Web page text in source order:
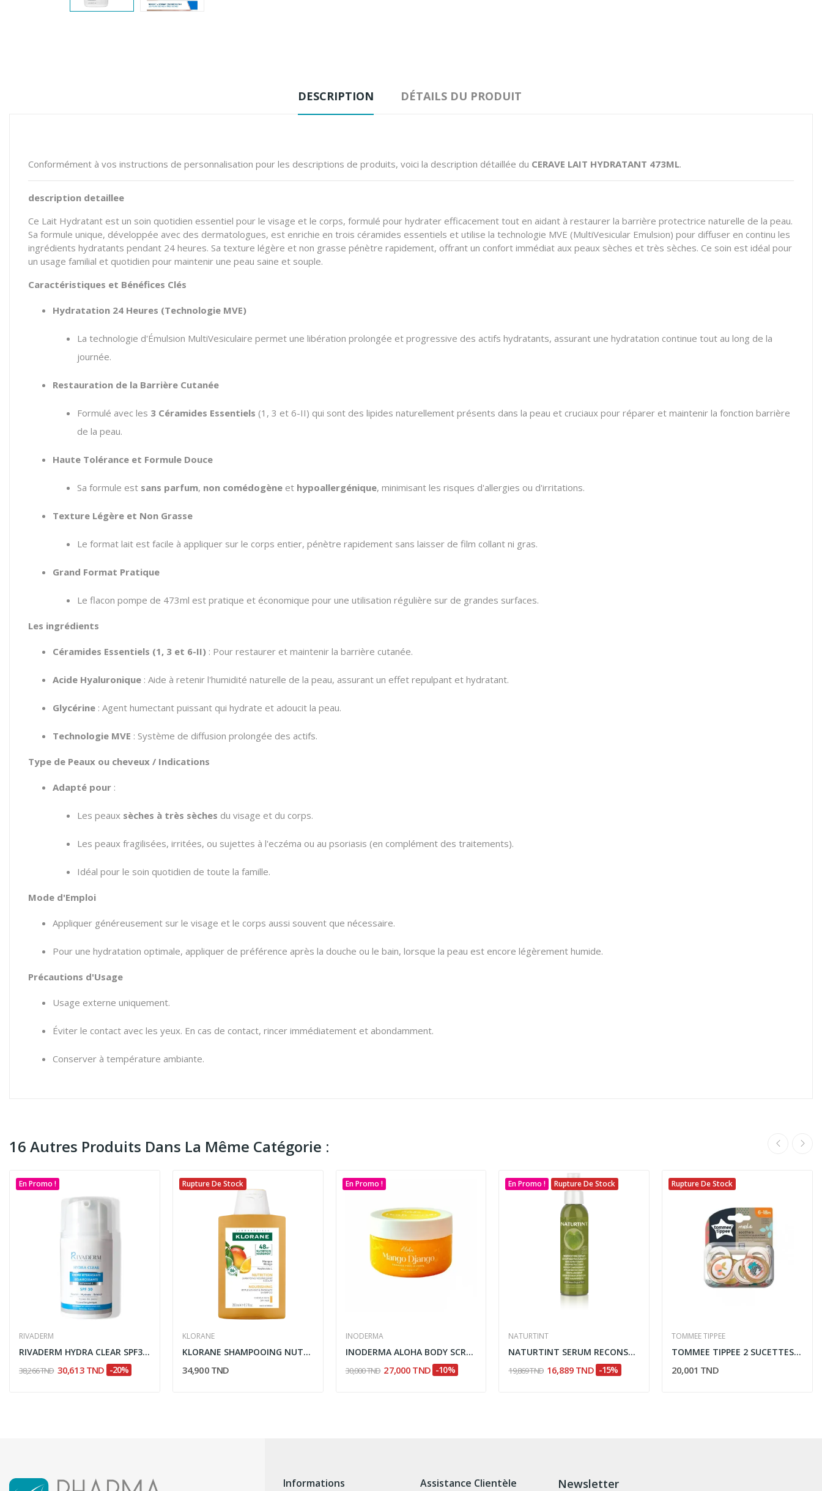
DESCRIPTION DÉTAILS DU PRODUIT
Conformément à vos instructions de personnalisation pour les descriptions de produits, voici la description détaillée du CERAVE LAIT HYDRATANT 473ML.
description detaillee
Ce Lait Hydratant est un soin quotidien essentiel pour le visage et le corps, formulé pour hydrater efficacement tout en aidant à restaurer la barrière protectrice naturelle de la peau.
Sa formule unique, développée avec des dermatologues, est enrichie en trois céramides essentiels et utilise la technologie MVE (MultiVesicular Emulsion) pour diffuser en continu les
ingrédients hydratants pendant 24 heures. Sa texture légère et non grasse pénètre rapidement, offrant un confort immédiat aux peaux sèches et très sèches. Ce soin est idéal pour
un usage familial et quotidien pour maintenir une peau saine et souple.
Caractéristiques et Bénéfices Clés
Hydratation 24 Heures (Technologie MVE)
La technologie d'Émulsion MultiVesiculaire permet une libération prolongée et progressive des actifs hydratants, assurant une hydratation continue tout au long de la
journée.
Restauration de la Barrière Cutanée
Formulé avec les 3 Céramides Essentiels (1, 3 et 6-II) qui sont des lipides naturellement présents dans la peau et cruciaux pour réparer et maintenir la fonction barrière
de la peau.
Haute Tolérance et Formule Douce
Sa formule est sans parfum, non comédogène et hypoallergénique, minimisant les risques d'allergies ou d'irritations.
Texture Légère et Non Grasse
Le format lait est facile à appliquer sur le corps entier, pénètre rapidement sans laisser de film collant ni gras.
Grand Format Pratique
Le flacon pompe de 473ml est pratique et économique pour une utilisation régulière sur de grandes surfaces.
Les ingrédients
Céramides Essentiels (1, 3 et 6-II) : Pour restaurer et maintenir la barrière cutanée.
Acide Hyaluronique : Aide à retenir l'humidité naturelle de la peau, assurant un effet repulpant et hydratant.
Glycérine : Agent humectant puissant qui hydrate et adoucit la peau.
Technologie MVE : Système de diffusion prolongée des actifs.
Type de Peaux ou cheveux / Indications
Adapté pour :
Les peaux sèches à très sèches du visage et du corps.
Les peaux fragilisées, irritées, ou sujettes à l'eczéma ou au psoriasis (en complément des traitements).
Idéal pour le soin quotidien de toute la famille.
Mode d'Emploi
Appliquer généreusement sur le visage et le corps aussi souvent que nécessaire.
Pour une hydratation optimale, appliquer de préférence après la douche ou le bain, lorsque la peau est encore légèrement humide.
Précautions d'Usage
Usage externe uniquement.
Éviter le contact avec les yeux. En cas de contact, rincer immédiatement et abondamment.
Conserver à température ambiante.
16 Autres Produits Dans La Même Catégorie :
En Promo !
RIVADERM
RIVADERM HYDRA CLEAR SPF30 50ML
38,266 TND 30,613 TND -20%
Rupture De Stock
KLORANE
KLORANE SHAMPOOING NUTRITIF AU BEURRE DE MANGUE...
34,900 TND
En Promo !
INODERMA
INODERMA ALOHA BODY SCRUB MANGO DJANGO 300GR
30,000 TND 27,000 TND -10%
En Promo ! Rupture De Stock
NATURTINT
NATURTINT SERUM RECONSTRUCTURANT 125ML
19,869 TND 16,889 TND -15%
Rupture De Stock
TOMMEE TIPPEE
TOMMEE TIPPEE 2 SUCETTES MODA FILLES 6-18M
20,001 TND
Informations Assistance Clientèle Newsletter